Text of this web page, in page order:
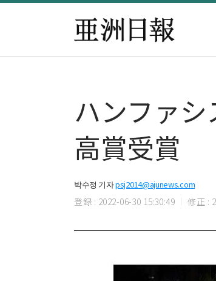
ハンファ
高賞受賞
박수정 기자psj2014@ajunews.com
登録 : 2022-06-30 15:30:49 修正 :